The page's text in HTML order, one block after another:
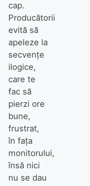
cap.
Producătorii
evită să
apeleze la
secvențe
ilogice,
care te
fac să
pierzi ore
bune,
frustrat,
în fața
monitorului,
însă nici
nu se dau